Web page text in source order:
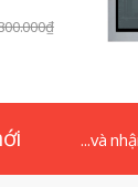
₫
...và